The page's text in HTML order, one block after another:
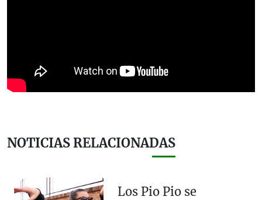
NOTICIAS RELACIONADAS
Los Pio Pio se